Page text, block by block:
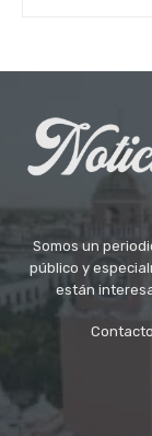
Somos un
público y
están